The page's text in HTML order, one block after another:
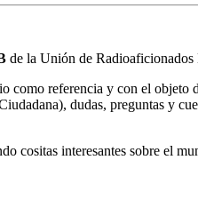
de la Unión de Radioaficionados
como referencia y con el
dudas, preguntas y
cositas interesantes sobre el